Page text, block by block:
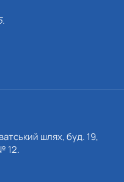
шлях, буд. 19,
12.